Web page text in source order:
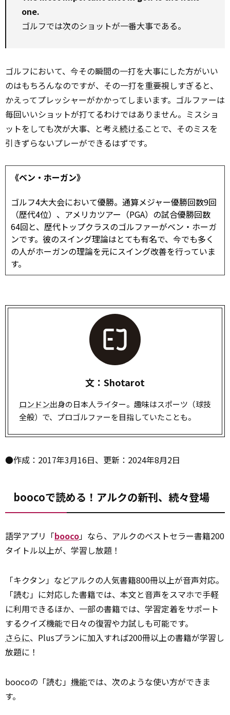
one.
ゴルフでは次のショットが一番大事である。
ゴルフにおいて、今その瞬間の一打を大事にした方がいい
のはもちろんなのですが、その一打を重要視しすぎると、
かえってプレッシャーがかかってしまいます。ゴルファーは
毎回いいショットが打てるわけではありません。ミスショ
ットをしても次が大事、と考え続けることで、そのミスを
引きずらないプレーができるはずです。
《ベン・ホーガン》
ゴルフ4大大会において優勝。通算メジャー優勝回数9回
（歴代4位）、アメリカツアー（PGA）の試合優勝回数
64回と、歴代トップクラスのゴルファーがベン・ホーガ
ンです。彼のスイング理論はとても有名で、今でも多く
の人がホーガンの理論を元にスイング改善を行っていま
す。
文：Shotarot
ロンドン出身の日本人ライター。趣味はスポーツ（球技
全般）で、プロゴルファーを目指していたことも。
●作成：2017年3月16日、更新：2024年8月2日
boocoで読める！アルクの新刊、続々登場
語学アプリ「booco」なら、アルクのベストセラー書籍200
タイトル以上が、学習し放題！
「キクタン」などアルクの人気書籍800冊以上が音声対応。
「読む」に対応した書籍では、本文と音声をスマホで手軽
に利用できるほか、一部の書籍では、学習定着をサポート
するクイズ機能で日々の復習や力試しも可能です。
さらに、Plusプランに加入すれば200冊以上の書籍が学習し
放題に！
boocoの「読む」 機能では、次のような使い方ができま
す。